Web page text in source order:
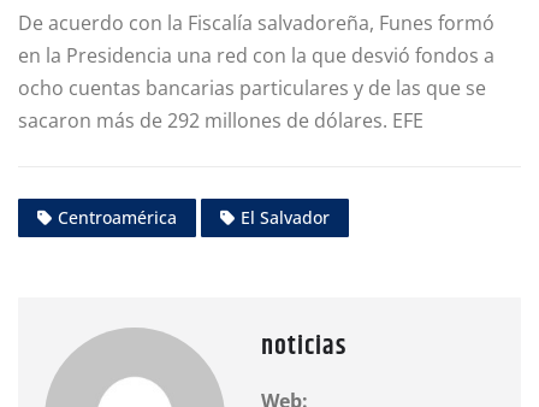
De acuerdo con la Fiscalía salvadoreña, Funes formó
en la Presidencia una red con la que desvió fondos a
ocho cuentas bancarias particulares y de las que se
sacaron más de 292 millones de dólares. EFE
Centroamérica El Salvador
noticias
Web: